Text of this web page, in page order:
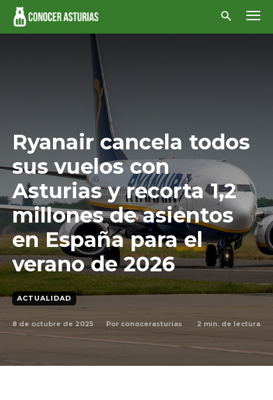
Ryanair cancela todos
sus vuelos con
Asturias y recorta 1,2
millones de asientos
en España para el
verano de 2026
ACTUALIDAD
8 de octubre de 2025 Por conocerasturias 2 min. de lectura